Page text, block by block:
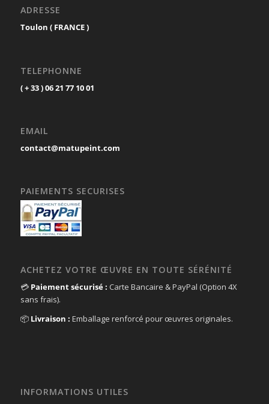
ADRESSE
Toulon ( FRANCE )
TELEPHONNE
( + 33 ) 06 21 77 10 01
EMAIL
contact@matupeint.com
PAIEMENTS SECURISES
ACHETEZ VOTRE ŒUVRE EN TOUTE SÉRÉNITÉ
💳 Paiement sécurisé : Carte Bancaire & PayPal (Option 4X
sans frais).
📦 Livraison : Emballage renforcé pour œuvres originales.
INFORMATIONS UTILES